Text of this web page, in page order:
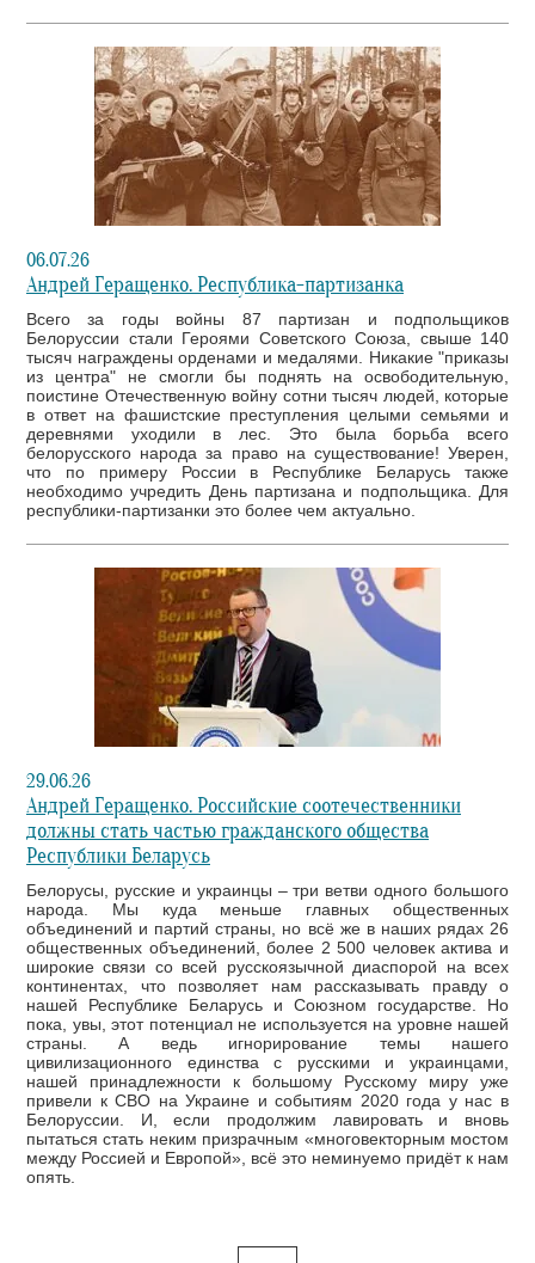
06.07.26
Андрей Геращенко. Республика-партизанка
Всего за годы войны 87 партизан и подпольщиков
Белоруссии стали Героями Советского Союза, свыше 140
тысяч награждены орденами и медалями. Никакие "приказы
из центра" не смогли бы поднять на освободительную,
поистине Отечественную войну сотни тысяч людей, которые
в ответ на фашистские преступления целыми семьями и
деревнями уходили в лес. Это была борьба всего
белорусского народа за право на существование! Уверен,
что по примеру России в Республике Беларусь также
необходимо учредить День партизана и подпольщика. Для
республики-партизанки это более чем актуально.
29.06.26
Андрей Геращенко. Российские соотечественники
должны стать частью гражданского общества
Республики Беларусь
Белорусы, русские и украинцы – три ветви одного большого
народа. Мы куда меньше главных общественных
объединений и партий страны, но всё же в наших рядах 26
общественных объединений, более 2 500 человек актива и
широкие связи со всей русскоязычной диаспорой на всех
континентах, что позволяет нам рассказывать правду о
нашей Республике Беларусь и Союзном государстве. Но
пока, увы, этот потенциал не используется на уровне нашей
страны. А ведь игнорирование темы нашего
цивилизационного единства с русскими и украинцами,
нашей принадлежности к большому Русскому миру уже
привели к СВО на Украине и событиям 2020 года у нас в
Белоруссии. И, если продолжим лавировать и вновь
пытаться стать неким призрачным «многовекторным мостом
между Россией и Европой», всё это неминуемо придёт к нам
опять.